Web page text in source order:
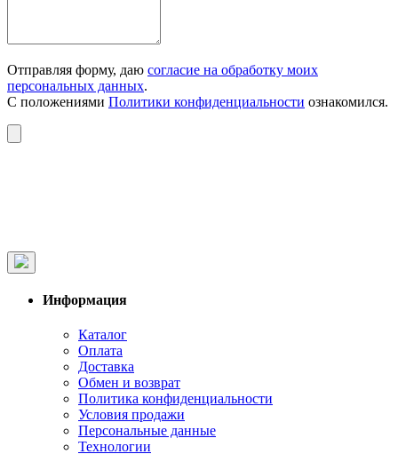
Отправляя форму, даю согласие на обработку моих
персональных данных.
С положениями Политики конфиденциальности ознакомился.
Информация
Каталог
Оплата
Доставка
Обмен и возврат
Политика конфиденциальности
Условия продажи
Персональные данные
Технологии